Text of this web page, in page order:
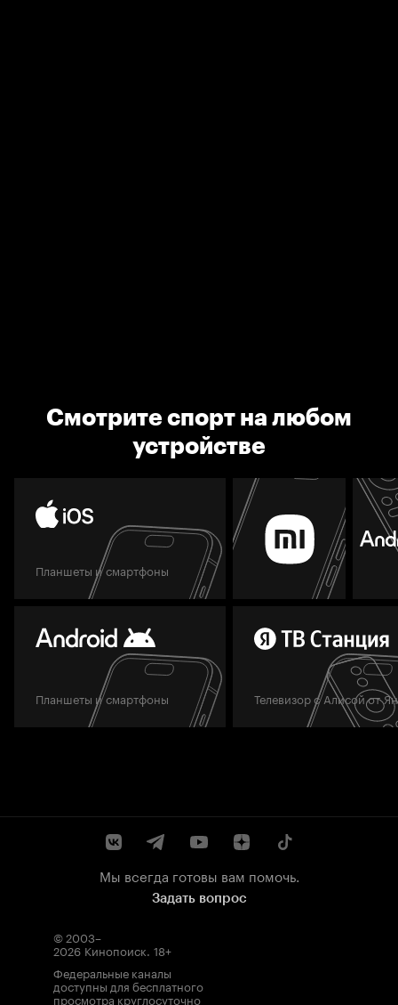
Смотрите спорт на любом
устройстве
Планшеты и смартфоны
Планшеты и смартфоны Телевизор с Алисой от
Мы всегда готовы вам помочь.
Задать вопрос
© 2003–
2026 Кинопоиск. 18+
Федеральные каналы
доступны для бесплатного
просмотра круглосуточно